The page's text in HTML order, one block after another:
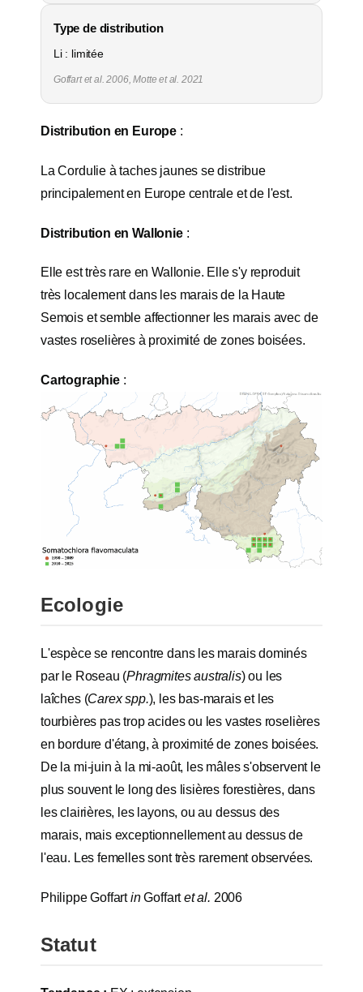
Type de distribution
Li : limitée
Goffart et al. 2006, Motte et al. 2021
Distribution en Europe :
La Cordulie à taches jaunes se distribue
principalement en Europe centrale et de l'est.
Distribution en Wallonie:
Elle est très rare en Wallonie. Elle s'y reproduit
très localement dans les marais de la Haute
Semois et semble affectionner les marais avec de
vastes roselières à proximité de zones boisées.
Cartographie:
Ecologie
L'espèce se rencontre dans les marais dominés
par le Roseau (Phragmites australis) ou les
laîches (Carex spp.), les bas-marais et les
tourbières pas trop acides ou les vastes roselières
en bordure d'étang, à proximité de zones boisées.
De la mi-juin à la mi-août, les mâles s'observent le
plus souvent le long des lisières forestières, dans
les clairières, les layons, ou au dessus des
marais, mais exceptionnellement au dessus de
l'eau. Les femelles sont très rarement observées.
Philippe GoffartinGoffartet al. 2006
Statut